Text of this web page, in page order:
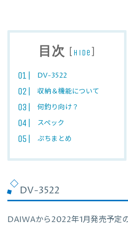
目次 [ hide ]
DV-3522
収納＆機能について
何釣り向け？
スペック
ぷちまとめ
DV-3522
DAIWAから2022年1月発売予定